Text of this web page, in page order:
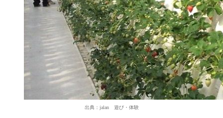
出典：jalan 遊び・体験